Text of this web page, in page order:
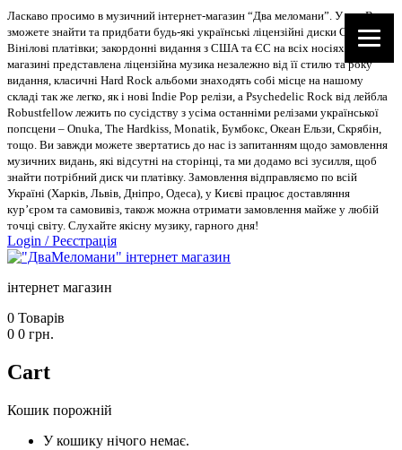
Ласкаво просимо в музичний інтернет-магазин “Два меломани”. У нас Ви
зможете знайти та придбати будь-які українські ліцензійні диски CD, DVD,
Вінілові платівки; закордонні видання з США та ЄС на всіх носіях. В
магазині представлена ліцензійна музика незалежно від її стилю та року
видання, класичні Hard Rock альбоми знаходять собі місце на нашому
складі так же легко, як і нові Indie Pop релізи, а Psychedelic Rock від лейбла
Robustfellow лежить по сусідству з усіма останніми релізами української
попсцени – Onuka, The Hardkiss, Monatik, Бумбокс, Океан Ельзи, Скрябін,
тощо. Ви завжди можете звертатись до нас із запитанням щодо замовлення
музичних видань, які відсутні на сторінці, та ми додамо всі зусилля, щоб
знайти потрібний диск чи платівку. Замовлення відправляємо по всій
Україні (Харків, Львів, Дніпро, Одеса), у Києві працює доставляння
кур’єром та самовивіз, також можна отримати замовлення майже у любій
точці світу. Слухайте якісну музику, гарного дня!
Login /Реєстрація
інтернет магазин
0 Товарів
0 0 грн.
Cart
Кошик порожній
У кошику нічого немає.